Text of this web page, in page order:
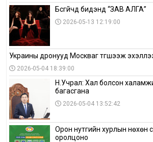
Бүсгүйчүүд бидэнд “ЗАВ АЛГА”
2026-05-13 12:19:00
Украины дронууд Москваг түгшээж
2026-05-04 18:39:00
Н.Учрал: Хал болсон
багасгана
2026-05-04 13:52:42
Орон нутгийн хурлын нөхөн
оролцоно